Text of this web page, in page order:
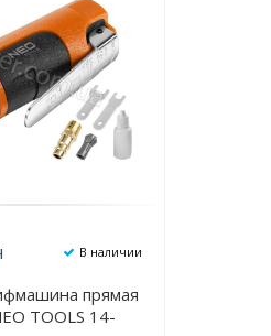
В наличии
прямая
TOOLS 14-